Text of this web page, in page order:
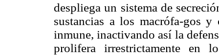
despliega un sistema de
sustancias a los macrófa-gos
inmune, inactivando así la
prolifera irrestrictamente en